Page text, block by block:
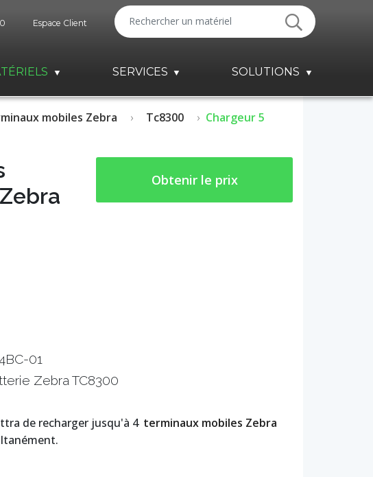
Espace Client
SERVICES SOLUTIONS
mobiles Zebra Tc8300
Chargeur 5
Obtenir le prix
01
Zebra TC8300
de recharger jusqu'à 4 terminaux mobiles Zebra